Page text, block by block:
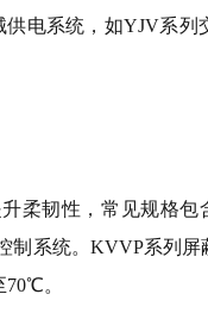
电系统，如YJV系列
柔韧性，常见规格包
制系统。KVVP系列
。